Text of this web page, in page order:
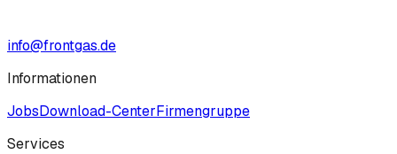
info@frontgas.de
Informationen
JobsDownload-CenterFirmengruppe
Services